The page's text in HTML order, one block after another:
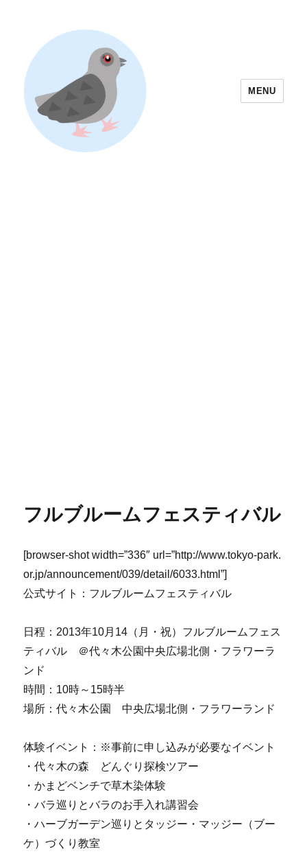
MENU
フルブルームフェスティバル
[browser-shot width=”336″ url=”http://www.tokyo-park.
or.jp/announcement/039/detail/6033.html”]
公式サイト：フルブルームフェスティバル
日程：2013年10月14（月・祝）フルブルームフェス
ティバル ＠代々木公園中央広場北側・フラワーラ
ンド
時間：10時～15時半
場所：代々木公園 中央広場北側・フラワーランド
体験イベント：※事前に申し込みが必要なイベント
・代々木の森 どんぐり探検ツアー
・かまどベンチで草木染体験
・バラ巡りとバラのお手入れ講習会
・ハーブガーデン巡りとタッジー・マッジー（ブー
ケ）づくり教室